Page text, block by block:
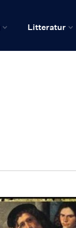
Litteratur